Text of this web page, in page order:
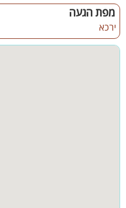
ניתן להזמין בתיאום מראש
טיפולים ועיסויים מקצועיים
ארוחות ערב עשירות בתיאום מראש
קבוצות גדולות
מפת הגעה
ירכא